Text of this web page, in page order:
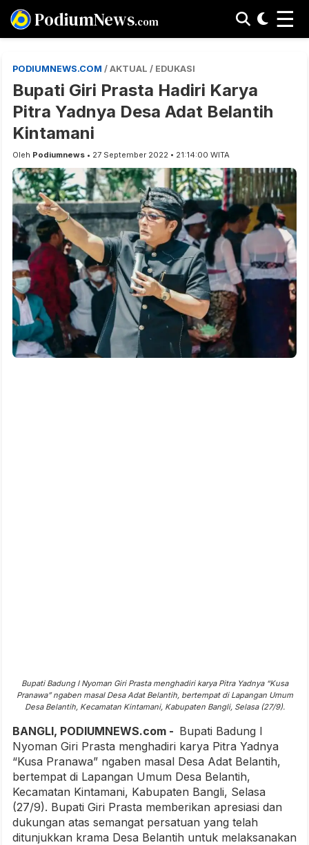
PodiumNews.com ☰
PODIUMNEWS.COM / AKTUAL / EDUKASI
Bupati Giri Prasta Hadiri Karya
Pitra Yadnya Desa Adat Belantih
Kintamani
Oleh Podiumnews • 27 September 2022 • 21:14:00 WITA
Bupati Badung I Nyoman Giri Prasta menghadiri karya Pitra Yadnya “Kusa
Pranawa” ngaben masal Desa Adat Belantih, bertempat di Lapangan Umum
Desa Belantih, Kecamatan Kintamani, Kabupaten Bangli, Selasa (27/9).
BANGLI, PODIUMNEWS.com - Bupati Badung I
Nyoman Giri Prasta menghadiri karya Pitra Yadnya
“Kusa Pranawa” ngaben masal Desa Adat Belantih,
bertempat di Lapangan Umum Desa Belantih,
Kecamatan Kintamani, Kabupaten Bangli, Selasa
(27/9). Bupati Giri Prasta memberikan apresiasi dan
dukungan atas semangat persatuan yang telah
ditunjukkan krama Desa Belantih untuk melaksanakan